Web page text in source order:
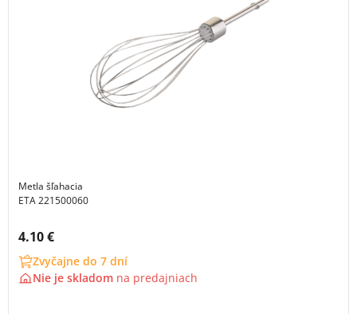
Metla šľahacia
ETA 221500060
Cena s DPH:
4.10 €
Zvyčajne do 7 dní
Nie je skladom na predajniach